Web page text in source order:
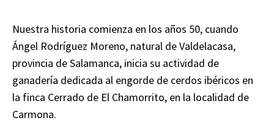
Nuestra historia comienza en los años 50, cuando
Ángel Rodríguez Moreno, natural de Valdelacasa,
provincia de Salamanca, inicia su actividad de
ganadería dedicada al engorde de cerdos ibéricos en
la finca Cerrado de El Chamorrito, en la localidad de
Carmona.